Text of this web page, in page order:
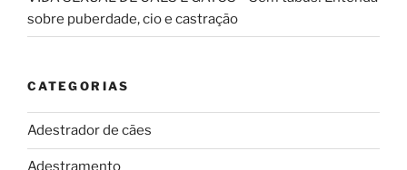
sobre puberdade, cio e castração
CATEGORIAS
Adestrador de cães
Adestramento